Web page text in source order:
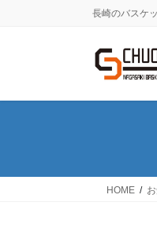
に
ョ
動
長崎のバスケ
HOME